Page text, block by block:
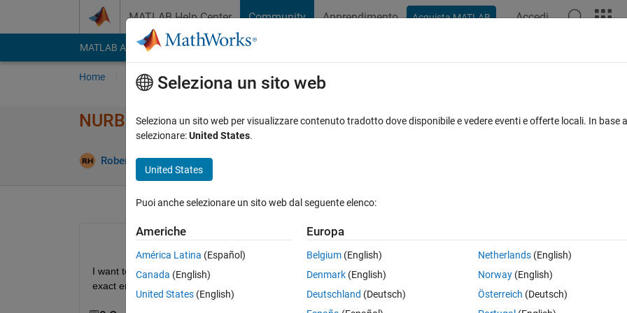
MATLAB Help Center Community Apprendimento Acquista MATLAB Accedi
MATLAB Answers File Exchange Cody
Home Poni una domanda Risposta Naviga
NURBS generation from matlab
Roberto 23 Apr 2024
0 voti
I want to generate a surface using NURBS for an aircraft wing. I've tried it, but I'm having some problems. the geometry
exact enough, Any suggestions?
Seleziona un sito web
Seleziona un sito web per visualizzare contenuto tradotto dove disponibile e vedere eventi e offerte locali. In
selezionare:United States.
United States
Puoi anche selezionare un sito web dal seguente elenco:
Americhe
América Latina (Español)
Canada (English)
United States (English)
Europa
Belgium (English)
Denmark (English)
Deutschland (Deutsch)
Netherlands(English)
Norway(English)
Österreich (Deutsch)